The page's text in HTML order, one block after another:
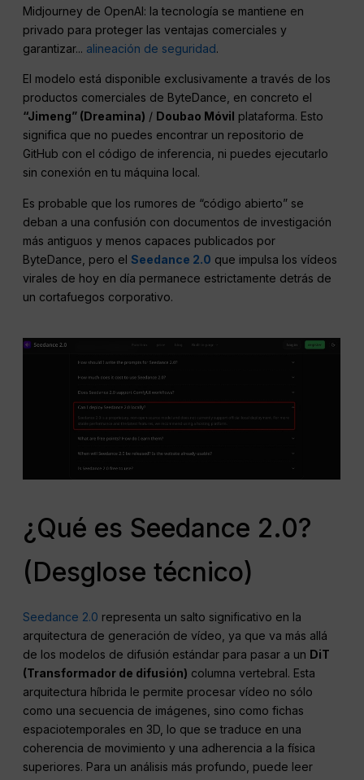
Midjourney de OpenAI: la tecnología se mantiene en
privado para proteger las ventajas comerciales y
garantizar... alineación de seguridad.
El modelo está disponible exclusivamente a través de los
productos comerciales de ByteDance, en concreto el
“Jimeng” (Dreamina) / Doubao Móvil plataforma. Esto
significa que no puedes encontrar un repositorio de
GitHub con el código de inferencia, ni puedes ejecutarlo
sin conexión en tu máquina local.
Es probable que los rumores de “código abierto” se
deban a una confusión con documentos de investigación
más antiguos y menos capaces publicados por
ByteDance, pero elSeedance 2.0 que impulsa los vídeos
virales de hoy en día permanece estrictamente detrás de
un cortafuegos corporativo.
¿Qué es Seedance 2.0?
(Desglose técnico)
Seedance 2.0 representa un salto significativo en la
arquitectura de generación de vídeo, ya que va más allá
de los modelos de difusión estándar para pasar a un DiT
(Transformador de difusión) columna vertebral. Esta
arquitectura híbrida le permite procesar vídeo no sólo
como una secuencia de imágenes, sino como fichas
espaciotemporales en 3D, lo que se traduce en una
coherencia de movimiento y una adherencia a la física
superiores. Para un análisis más profundo, puede leer